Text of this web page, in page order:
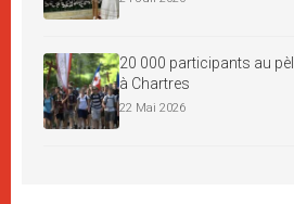
20 000 participants au
à Chartres
22 Mai 2026